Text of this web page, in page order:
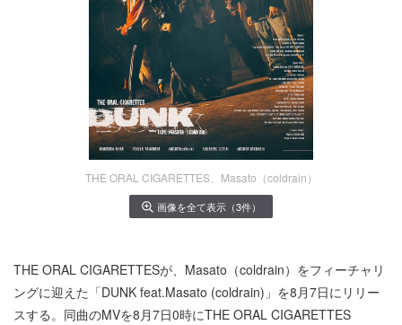
THE ORAL CIGARETTES、Masato（coldrain）
画像を全て表示（3件）
THE ORAL CIGARETTESが、Masato（coldrain）をフィーチャリ
ングに迎えた「DUNK feat.Masato (coldrain)」を8月7日にリリー
スする。同曲のMVを8月7日0時にTHE ORAL CIGARETTES